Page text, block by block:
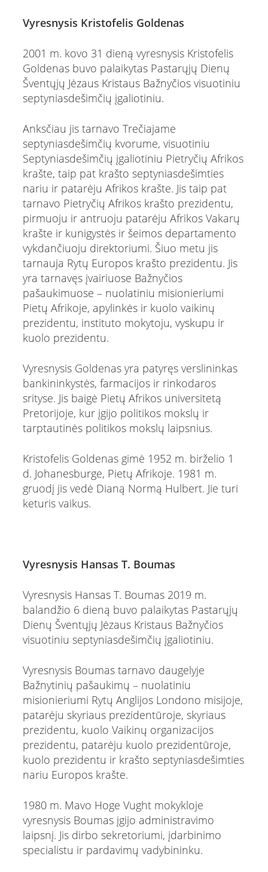
Vyresnysis Kristofelis Goldenas
2001 m. kovo 31 dieną vyresnysis Kristofelis
Goldenas buvo palaikytas Pastarųjų Dienų
Šventųjų Jėzaus Kristaus Bažnyčios visuotiniu
septyniasdešimčių įgaliotiniu.
Anksčiau jis tarnavo Trečiajame
septyniasdešimčių kvorume, visuotiniu
Septyniasdešimčių įgaliotiniu Pietryčių Afrikos
krašte, taip pat krašto septyniasdešimties
nariu ir patarėju Afrikos krašte. Jis taip pat
tarnavo Pietryčių Afrikos krašto prezidentu,
pirmuoju ir antruoju patarėju Afrikos Vakarų
krašte ir kunigystės ir šeimos departamento
vykdančiuoju direktoriumi. Šiuo metu jis
tarnauja Rytų Europos krašto prezidentu. Jis
yra tarnavęs įvairiuose Bažnyčios
pašaukimuose – nuolatiniu misionieriumi
Pietų Afrikoje, apylinkės ir kuolo vaikinų
prezidentu, instituto mokytoju, vyskupu ir
kuolo prezidentu.
Vyresnysis Goldenas yra patyręs verslininkas
bankininkystės, farmacijos ir rinkodaros
srityse. Jis baigė Pietų Afrikos universitetą
Pretorijoje, kur įgijo politikos mokslų ir
tarptautinės politikos mokslų laipsnius.
Kristofelis Goldenas gimė 1952 m. birželio 1
d. Johanesburge, Pietų Afrikoje. 1981 m.
gruodį jis vedė Dianą Normą Hulbert. Jie turi
keturis vaikus.
Vyresnysis Hansas T. Boumas
Vyresnysis Hansas T. Boumas 2019 m.
balandžio 6 dieną buvo palaikytas Pastarųjų
Dienų Šventųjų Jėzaus Kristaus Bažnyčios
visuotiniu septyniasdešimčių įgaliotiniu.
Vyresnysis Boumas tarnavo daugelyje
Bažnytinių pašaukimų – nuolatiniu
misionieriumi Rytų Anglijos Londono misijoje,
patarėju skyriaus prezidentūroje, skyriaus
prezidentu, kuolo Vaikinų organizacijos
prezidentu, patarėju kuolo prezidentūroje,
kuolo prezidentu ir krašto septyniasdešimties
nariu Europos krašte.
1980 m. Mavo Hoge Vught mokykloje
vyresnysis Boumas įgijo administravimo
laipsnį. Jis dirbo sekretoriumi, įdarbinimo
specialistu ir pardavimų vadybininku.